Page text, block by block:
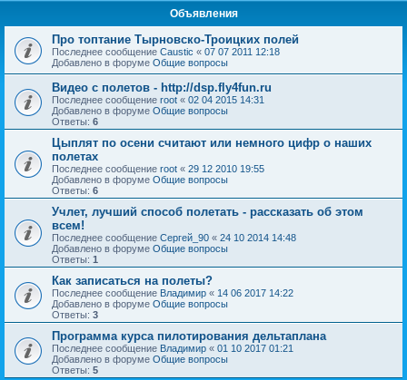
Объявления
Про топтание Тырновско-Троицких полей
Последнее сообщение Caustic « 07 07 2011 12:18
Добавлено в форуме Общие вопросы
Видео с полетов - http://dsp.fly4fun.ru
Последнее сообщение root « 02 04 2015 14:31
Добавлено в форуме Общие вопросы
Ответы: 6
Цыплят по осени считают или немного цифр о наших
полетах
Последнее сообщение root « 29 12 2010 19:55
Добавлено в форуме Общие вопросы
Ответы: 6
Учлет, лучший способ полетать - рассказать об этом
всем!
Последнее сообщение Сергей_90 « 24 10 2014 14:48
Добавлено в форуме Общие вопросы
Ответы: 1
Как записаться на полеты?
Последнее сообщение Владимир « 14 06 2017 14:22
Добавлено в форуме Общие вопросы
Ответы: 3
Программа курса пилотирования дельтаплана
Последнее сообщение Владимир « 01 10 2017 01:21
Добавлено в форуме Общие вопросы
Ответы: 5